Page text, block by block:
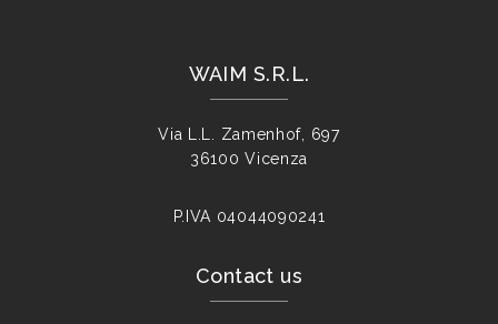
WAIM S.R.L.
Via L.L. Zamenhof, 697
36100 Vicenza
P.IVA 04044090241
Contact us